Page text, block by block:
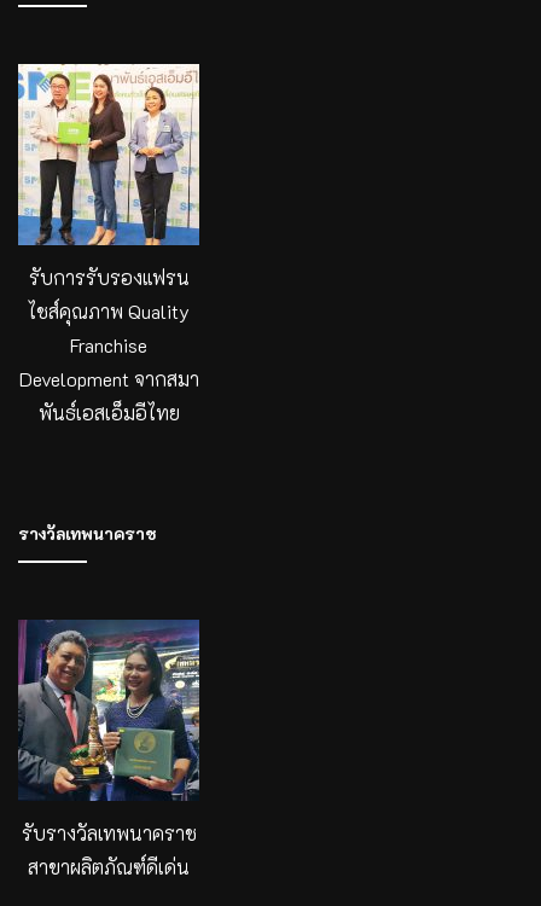
รับการรับรองแฟรน
ไชส์คุณภาพ Quality
Franchise
Development จากสมา
พันธ์เอสเอ็มอีไทย
รางวัลเทพนาคราช
รับรางวัลเทพนาคราช
สาขาผลิตภัณฑ์ดีเด่น